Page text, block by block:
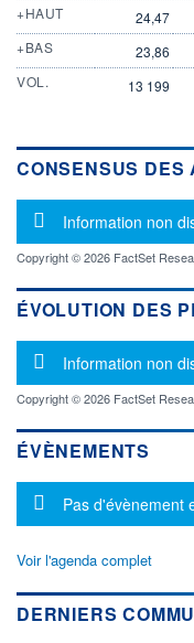
+HAUT
24,47
+BAS
23,86
VOL.
13 199
CONSENSUS DES
Message
Information non
Copyright © 2026 FactSet
ÉVOLUTION DES
Message
Information non
Copyright © 2026 FactSet
ÉVÈNEMENTS
Message
Pas d'évènement
Voir l'agenda complet
DERNIERS